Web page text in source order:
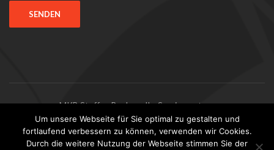
MKB Steffen Becker - Ihr Servicepartner
Um unsere Webseite für Sie optimal zu gestalten und
fortlaufend verbessern zu können, verwenden wir Cookies.
Durch die weitere Nutzung der Webseite stimmen Sie der